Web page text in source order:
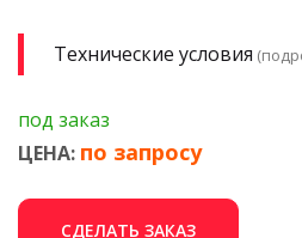
Технические условия
под заказ
ЦЕНА: по запросу
СДЕЛАТЬ ЗАКАЗ